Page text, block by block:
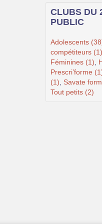
CLUBS DU
PUBLIC
Adolescents
compétiteurs (1)
Féminines (1)
Prescri’forme
(1)
Savate
Tout petits (2)